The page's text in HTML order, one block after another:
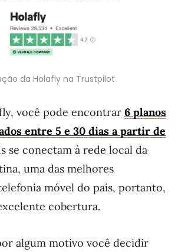
da Holafly na Trustpilot
você pode encontrar 6 planos
entre 5 e 30 dias a partir de
se conectam à rede local da
uma das melhores
móvel do país, portanto,
cobertura.
algum motivo você decidir